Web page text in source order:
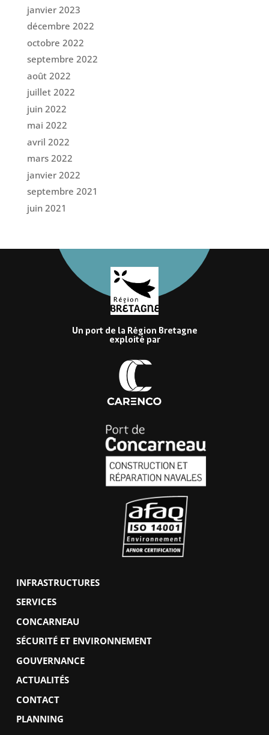
janvier 2023
décembre 2022
octobre 2022
septembre 2022
août 2022
juillet 2022
juin 2022
mai 2022
avril 2022
mars 2022
janvier 2022
septembre 2021
juin 2021
Un port de la Région Bretagne
exploité par
INFRASTRUCTURES
SERVICES
CONCARNEAU
SÉCURITÉ ET ENVIRONNEMENT
GOUVERNANCE
ACTUALITÉS
CONTACT
PLANNING